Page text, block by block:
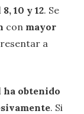
8, 10 y 12. Se
con mayor
a
ha obtenido
. Si